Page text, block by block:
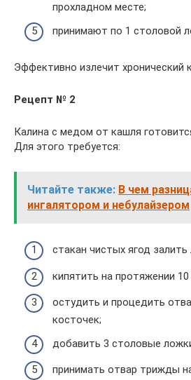
прохладном месте;
принимают по 1 столовой
Эффективно излечит хронический
Рецепт № 2
Калина с медом от кашля
Для этого требуется:
Читайте также: В чем
ингалятором и небулайзером
стакан чистых ягод
кипятить на протяжении 10
остудить и процедить
косточек;
добавить 3 столовые
принимать отвар трижды